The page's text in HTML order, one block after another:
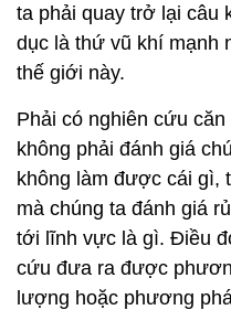
ta phải quay trở lại câu
dục là thứ vũ khí mạnh
thế giới này.
Phải có nghiên cứu
không phải đánh giá
không làm được cái gì,
mà chúng ta đánh giá
tới lĩnh vực là gì. Điều
cứu đưa ra được
lượng hoặc phương